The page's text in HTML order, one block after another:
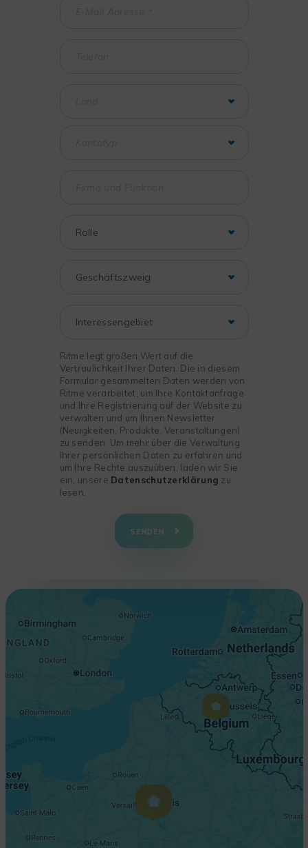
Ritme legt großen Wert auf die
Vertraulichkeit Ihrer Daten. Die in diesem
Formular gesammelten Daten werden von
Ritme verarbeitet, um Ihre Kontaktanfrage
und Ihre Registrierung auf der Website zu
verwalten und um Ihnen Newsletter
(Neuigkeiten, Produkte, Veranstaltungen)
zu senden. Um mehr über die Verwaltung
Ihrer persönlichen Daten zu erfahren und
um Ihre Rechte auszuüben, laden wir Sie
ein, unsere Datenschutzerklärung zu
lesen.
SENDEN